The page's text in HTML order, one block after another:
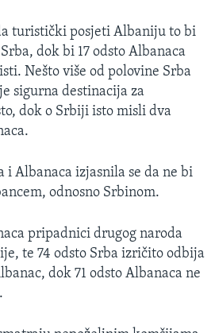
turistički posjeti Albaniju to bi
dok bi 17 odsto Albanaca
Nešto više od polovine Srba
sigurna destinacija za
dok o Srbiji isto misli dva
i Albanaca izjasnila se da ne bi
odnosno Srbinom.
pripadnici drugog naroda
te 74 odsto Srba izričito odbija
dok 71 odsto Albanaca ne